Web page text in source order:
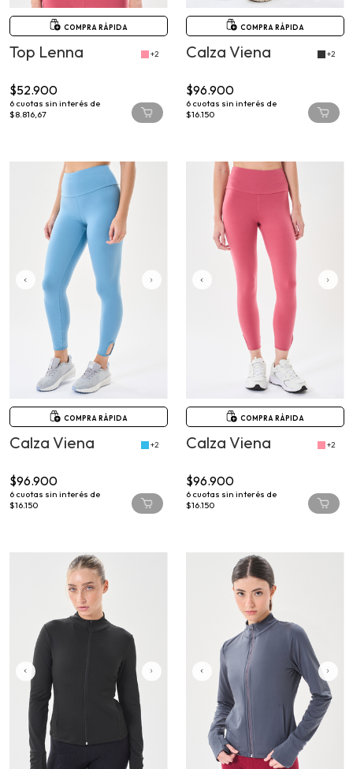
COMPRA RÁPIDA
Top Lenna
6cuotas sin interés de
$8.816,67
COMPRA RÁPIDA
Calza Viena
6cuotas sin interés de
$16.150
COMPRA RÁPIDA
Calza Viena
6cuotas sin interés de
$16.150
COMPRA RÁPIDA
Calza Viena
6cuotas sin interés de
$16.150